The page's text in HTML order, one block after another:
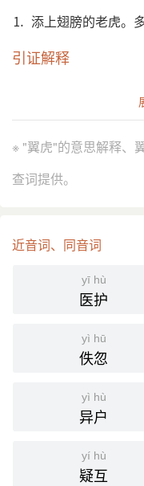
⒈ 添上翅膀的老虎。
引证解释
⒈ 添上翅膀的老虎。
明 王世贞 《于
曰：‘此正所谓
死。”
分字解释
※ "翼虎"的意思解释、
查词提供。
近音词、同音词
yī hù
医护
yì hū
佚忽
yì hù
异户
yí hù
疑互